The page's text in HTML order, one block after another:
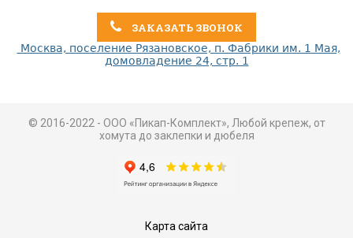
ЗАКАЗАТЬ ЗВОНОК
Москва, поселение Рязановское, п. Фабрики им. 1 Мая,
домовладение 24, стр. 1
© 2016-2022 - ООО «Пикап-Комплект», Любой крепеж, от
хомута до заклепки и дюбеля
Карта сайта